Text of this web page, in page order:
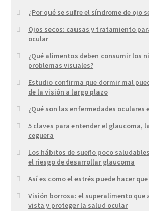
¿Por qué se sufre el síndrome de ojo
Ojos secos: causas y tratamiento
ocular
¿Qué alimentos deben consumir los
problemas visuales?
Estudio confirma que dormir mal
de la visión a largo plazo
¿Qué son las enfermedades oculares
5 claves para entender el glaucoma,
ceguera
Los hábitos de sueño poco
el riesgo de desarrollar glaucoma
Así es como el estrés puede hacer
Visión borrosa: el superalimento que
vista y proteger la salud ocular